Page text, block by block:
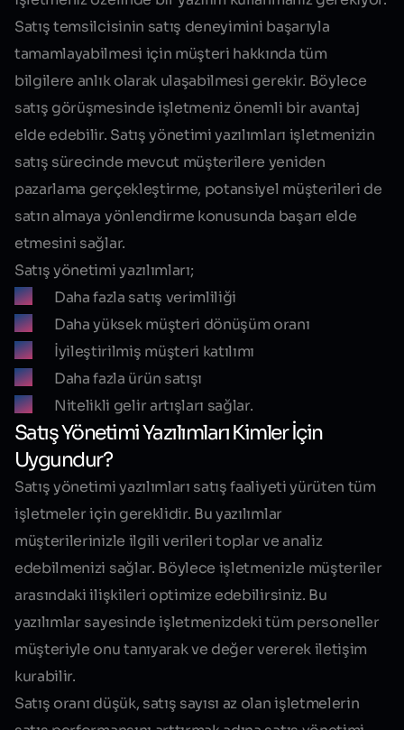
Satış temsilcisinin satış deneyimini başarıyla
tamamlayabilmesi için müşteri hakkında tüm
bilgilere anlık olarak ulaşabilmesi gerekir. Böylece
satış görüşmesinde işletmeniz önemli bir avantaj
elde edebilir. Satış yönetimi yazılımları işletmenizin
satış sürecinde mevcut müşterilere yeniden
pazarlama gerçekleştirme, potansiyel müşterileri de
satın almaya yönlendirme konusunda başarı elde
etmesini sağlar.
Satış yönetimi yazılımları;
Daha fazla satış verimliliği
Daha yüksek müşteri dönüşüm oranı
İyileştirilmiş müşteri katılımı
Daha fazla ürün satışı
Nitelikli gelir artışları sağlar.
Satış Yönetimi Yazılımları Kimler İçin
Uygundur?
Satış yönetimi yazılımları satış faaliyeti yürüten tüm
işletmeler için gereklidir. Bu yazılımlar
müşterilerinizle ilgili verileri toplar ve analiz
edebilmenizi sağlar. Böylece işletmenizle müşteriler
arasındaki ilişkileri optimize edebilirsiniz. Bu
yazılımlar sayesinde işletmenizdeki tüm personeller
müşteriyle onu tanıyarak ve değer vererek iletişim
kurabilir.
Satış oranı düşük, satış sayısı az olan işletmelerin